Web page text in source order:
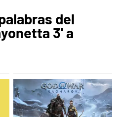
del
3' a